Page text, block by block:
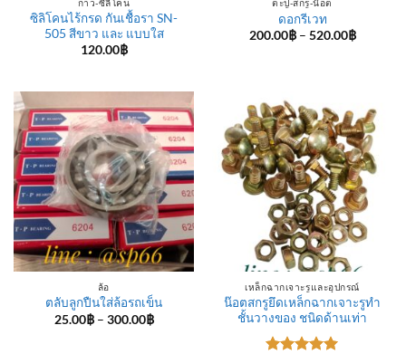
กาว-ซีลีโคน
ซิลิโคนไร้กรด กันเชื้อรา SN-
505 สีขาว และ แบบใส
120.00฿
ตะปู-สกรู-น๊อต
ดอกรีเวท
200.00฿ – 520.00฿Price
ล้อ
ตลับลูกปืนใส่ล้อรถเข็น
25.00฿ – 300.00฿Price
เหล็กฉากเจาะรูและอุปกรณ์
น๊อตสกรูยึดเหล็กฉากเจาะรูทำ
ชั้นวางของ ชนิดด้านเท่า